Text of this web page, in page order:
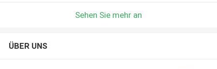
Sehen Sie mehr an
ÜBER UNS